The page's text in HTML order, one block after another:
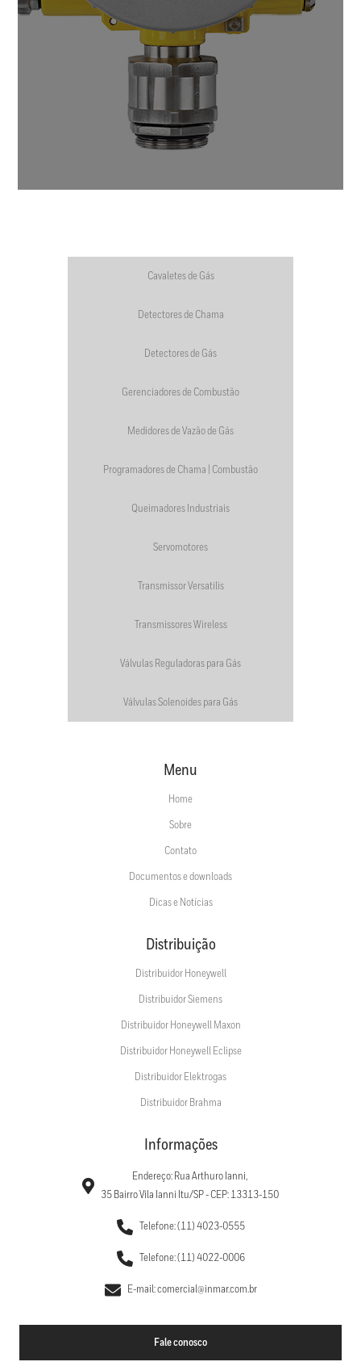
Cavaletes de Gás
Detectores de Chama
Detectores de Gás
Gerenciadores de Combustão
Medidores de Vazão de Gás
Programadores de Chama | Combustão
Queimadores Industriais
Servomotores
Transmissor Versatilis
Transmissores Wireless
Válvulas Reguladoras para Gás
Válvulas Solenoides para Gás
Menu
Home
Sobre
Contato
Documentos e downloads
Dicas e Notícias
Distribuição
Distribuidor Honeywell
Distribuidor Siemens
Distribuidor Honeywell Maxon
Distribuidor Honeywell Eclipse
Distribuidor Elektrogas
Distribuidor Brahma
Informações
Endereço: Rua Arthuro Ianni,
35 Bairro Vila Ianni Itu/SP - CEP: 13313-150
Telefone: (11) 4023-0555
Telefone: (11) 4022-0006
E-mail: comercial@inmar.com.br
Fale conosco